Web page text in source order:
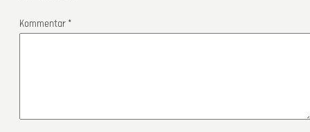
Kommentar *